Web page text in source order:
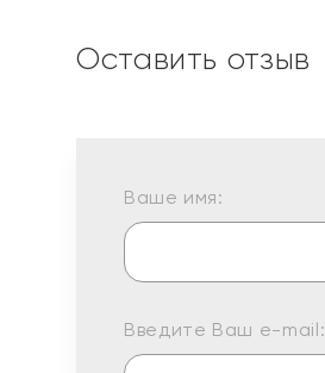
Оставить отзыв
Ваше имя:
Введите Ваш e-mail: